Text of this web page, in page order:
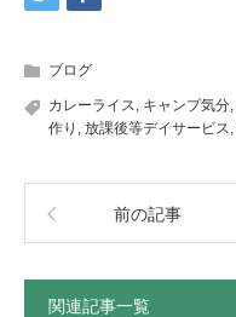
ブログ
カレーライス キャンプ気分
作り
放課後等デイサービス
前の記事
関連記事一覧